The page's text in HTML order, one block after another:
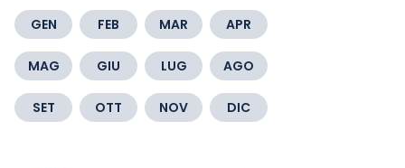
GEN
FEB MAR APR
MAG GIU LUG AGO
SET OTT NOV DIC